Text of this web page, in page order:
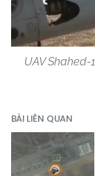
UAV
BÀI LIÊN QUAN